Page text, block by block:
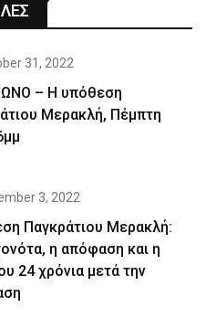
31, 2022
– Η υπόθεση
Μερακλή, Πέμπτη
3, 2022
Παγκράτιου Μερακλή:
η απόφαση και η
24 χρόνια μετά την